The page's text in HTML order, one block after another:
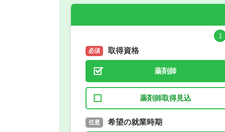
1
必須 取得資格
薬剤師
薬剤師取得見込
必須 取得予定年
任意 希望の就業時期